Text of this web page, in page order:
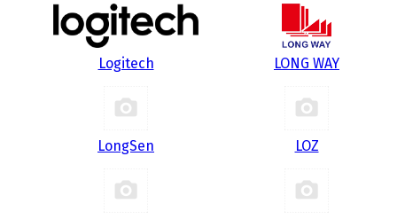
Logitech LONG WAY
LongSen LOZ